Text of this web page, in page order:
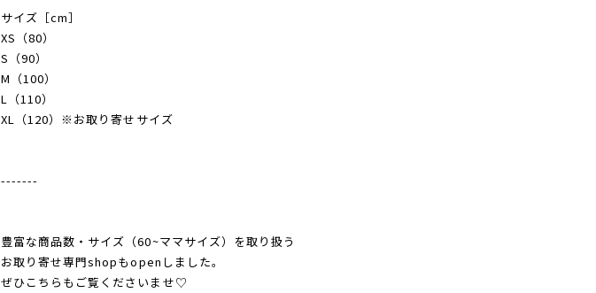
サイズ［cm］
XS（80）
S（90）
M（100）
L（110）
XL（120）※お取り寄せサイズ
-------
豊富な商品数・サイズ（60~ママサイズ）を取り扱う
お取り寄せ専門shopもopenしました。
ぜひこちらもご覧くださいませ♡